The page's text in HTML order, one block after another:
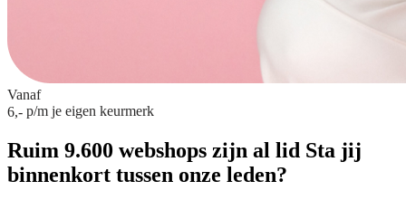
Vanaf
6,- p/m je eigen keurmerk
Ruim 9.600 webshops zijn al lid Sta jij
binnenkort tussen onze leden?